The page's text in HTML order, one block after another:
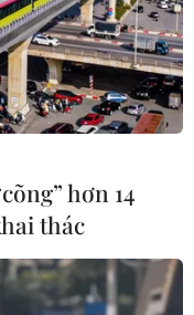
hơn 14
thác